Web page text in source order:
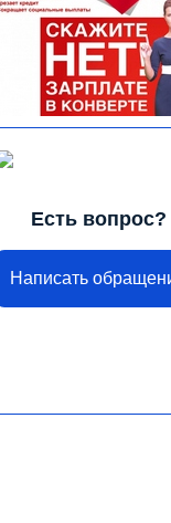
Есть вопрос?
Написать